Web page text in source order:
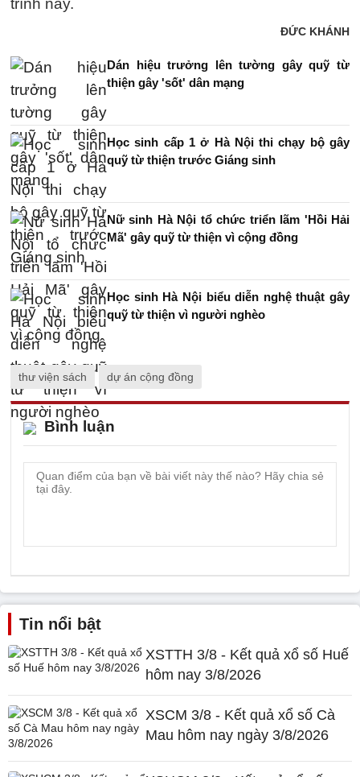
trình này.
ĐỨC KHÁNH
Dán hiệu trưởng lên tường gây quỹ từ
thiện gây 'sốt' dân mạng
Học sinh cấp 1 ở Hà Nội thi chạy bộ gây
quỹ từ thiện trước Giáng sinh
Nữ sinh Hà Nội tổ chức triển lãm 'Hồi Hải
Mã' gây quỹ từ thiện vì cộng đồng
Học sinh Hà Nội biểu diễn nghệ thuật gây
quỹ từ thiện vì người nghèo
thư viện sách dự án cộng đồng
Bình luận
Tin nổi bật
XSTTH 3/8 - Kết quả xổ số Huế
hôm nay 3/8/2026
XSCM 3/8 - Kết quả xổ số Cà
Mau hôm nay ngày 3/8/2026